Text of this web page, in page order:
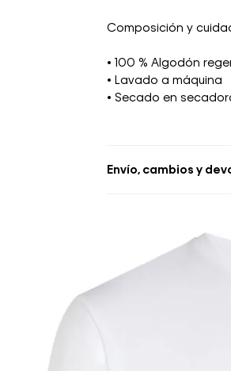
Composición y
• 100 % Algodón
• Lavado a máquina
• Secado en
Envío, cambios y
• La primera
• El tiempo de
• El plazo para